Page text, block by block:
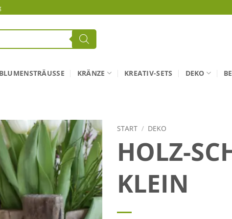
BLUMENSTRÄUSSE KRÄNZE KREATIV-SETS DEKO
START / DEKO
HOLZ-
KLEIN